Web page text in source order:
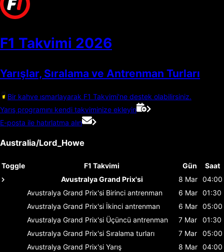
F1 Takvimi 2026
Yarışlar, Sıralama ve Antrenman Turları
Bir kahve ısmarlayarak F1 Takvimi'ne destek olabilirsiniz.
Yarış programını kendi takviminize ekleyin
E-posta ile hatırlatma alın
Australia/Lord_Howe
Toggle F1 Takvimi Gün
Saat
Avustralya Grand Prix'si
8 Mar 04:00
Avustralya Grand Prix'si Birinci antrenman 6 Mar 01:30
Avustralya Grand Prix'si İkinci antrenman 6 Mar 05:00
Avustralya Grand Prix'si Üçüncü antrenman 7 Mar
01:30
Avustralya Grand Prix'si Sıralama turları 7 Mar
05:00
Avustralya Grand Prix'si Yarış 8 Mar 04:00